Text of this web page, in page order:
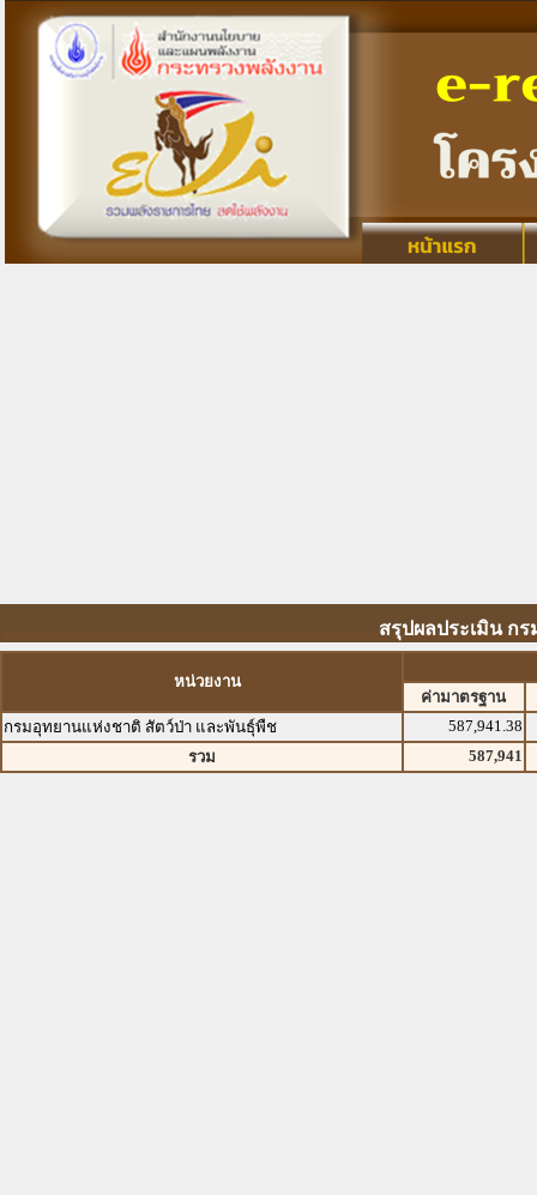
สรุปผลประเมิน ก
หน่วยงาน
ค่ามาตรฐาน
กรมอุทยานแห่งชาติ สัตว์ป่า และพันธุ์พืช
587,941.38
รวม
587,941